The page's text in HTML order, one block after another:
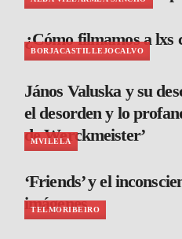
¿Cómo filmamos a lxs
BORJACASTILLEJOCALVO
János Valuska y su
el desorden y lo
de Werckmeister’
MVILELA
‘Friends’ y el
imágenes
TELMORIBEIRO